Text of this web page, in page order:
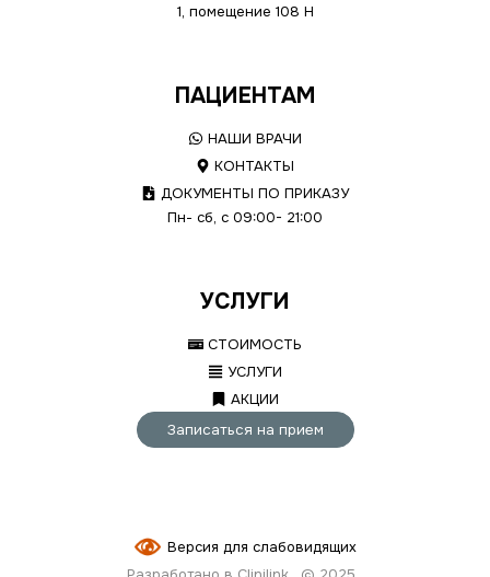
1, помещение 108 Н
ПАЦИЕНТАМ
НАШИ ВРАЧИ
КОНТАКТЫ
ДОКУМЕНТЫ ПО ПРИКАЗУ
Пн- сб, с 09:00- 21:00
УСЛУГИ
СТОИМОСТЬ
УСЛУГИ
АКЦИИ
Записаться на прием
Версия для слабовидящих